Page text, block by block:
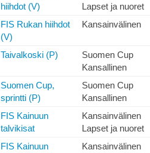
hiihdot (V)
Lapset ja nuoret
FIS Rukan hiihdot
(V)
Kansainvälinen
Taivalkoski (P)
Suomen Cup
Kansallinen
Suomen Cup,
sprintti (P)
Suomen Cup
Kansallinen
FIS Kainuun
talvikisat
Kansainvälinen
Lapset ja nuoret
FIS Kainuun Kansainvälinen